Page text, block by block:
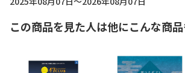
この商品を見た人は他にこんな商